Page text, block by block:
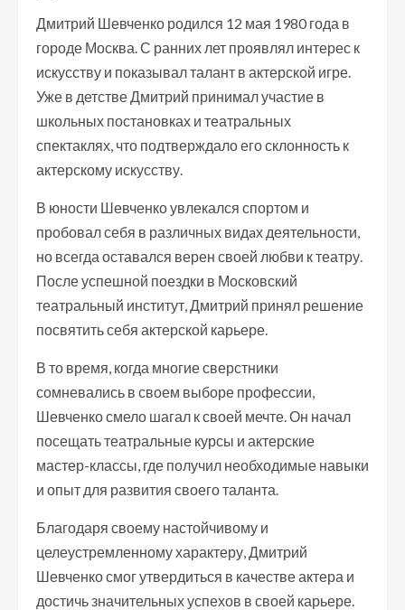
Дмитрий Шевченко родился 12 мая 1980 года в
городе Москва. С ранних лет проявлял интерес к
искусству и показывал талант в актерской игре.
Уже в детстве Дмитрий принимал участие в
школьных постановках и театральных
спектаклях, что подтверждало его склонность к
актерскому искусству.
В юности Шевченко увлекался спортом и
пробовал себя в различных видaх деятельности,
но всегда оставался верен своей любви к театру.
После успешной поездки в Московский
театральный институт, Дмитрий принял решение
посвятить себя актерской карьере.
В то время, когда многие сверстники
сомневались в своем выборе профессии,
Шевченко смело шагал к своей мечте. Он начал
посещать театральные курсы и актерские
мастер-классы, где получил необходимые навыки
и опыт для развития своего таланта.
Благодаря своему настойчивому и
целеустремленному характеру, Дмитрий
Шевченко смог утвердиться в качестве актера и
достичь значительных успехов в своей карьере.